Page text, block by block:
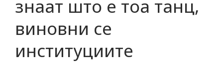
знаат што е тоа танц,
виновни се
институциите